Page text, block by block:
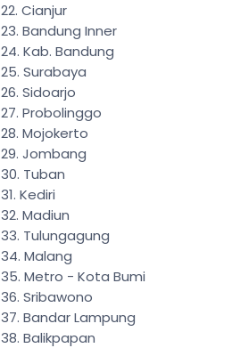
Cianjur
Bandung Inner
Kab. Bandung
Surabaya
Sidoarjo
Probolinggo
Mojokerto
Jombang
Tuban
Kediri
Madiun
Tulungagung
Malang
Metro - Kota Bumi
Sribawono
Bandar Lampung
Balikpapan